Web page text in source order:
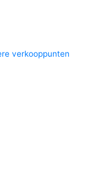
verkooppunten